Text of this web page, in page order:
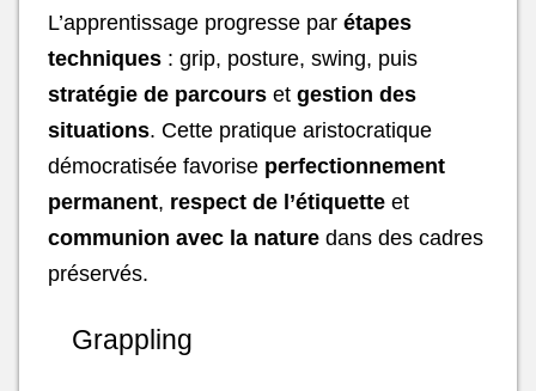
L’apprentissage progresse par étapes
techniques : grip, posture, swing, puis
stratégie de parcours et gestion des
situations. Cette pratique aristocratique
démocratisée favorise perfectionnement
permanent, respect de l’étiquette et
communion avec la nature dans des cadres
préservés.
Grappling